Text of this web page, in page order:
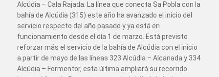
Alcúdia – Cala Rajada. La línea que conecta Sa Pobla con la
bahía de Alcúdia (315) este año ha avanzado el inicio del
servicio respecto del año pasado y ya está en
funcionamiento desde el día 1 de marzo. Está previsto
reforzar más el servicio de la bahía de Alcúdia con el inicio
a partir de mayo de las líneas 323 Alcúdia – Alcanada y 334
Alcúdia – Formentor, esta última ampliará su recorrido